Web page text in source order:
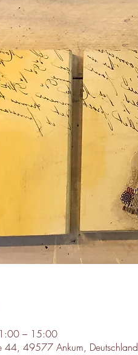
– 15:00
44, 49577 Ankum, Deutschland